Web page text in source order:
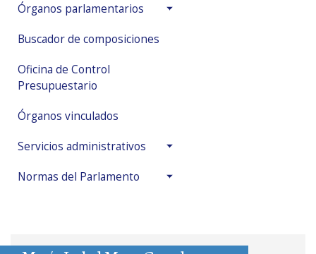
Órganos parlamentarios
Buscador de composiciones
Oficina de Control
Presupuestario
Órganos vinculados
Servicios administrativos
Normas del Parlamento